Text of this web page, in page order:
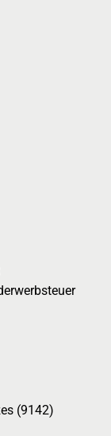
(9142)